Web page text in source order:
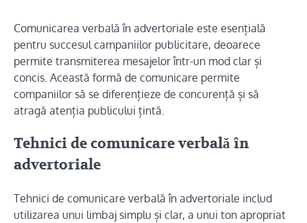
Comunicarea verbală în advertoriale este esențială
pentru succesul campaniilor publicitare, deoarece
permite transmiterea mesajelor într-un mod clar și
concis. Această formă de comunicare permite
companiilor să se diferențieze de concurență și să
atragă atenția publicului țintă.
Tehnici de comunicare verbală în
advertoriale
Tehnici de comunicare verbală în advertoriale includ
utilizarea unui limbaj simplu și clar, a unui ton apropriat